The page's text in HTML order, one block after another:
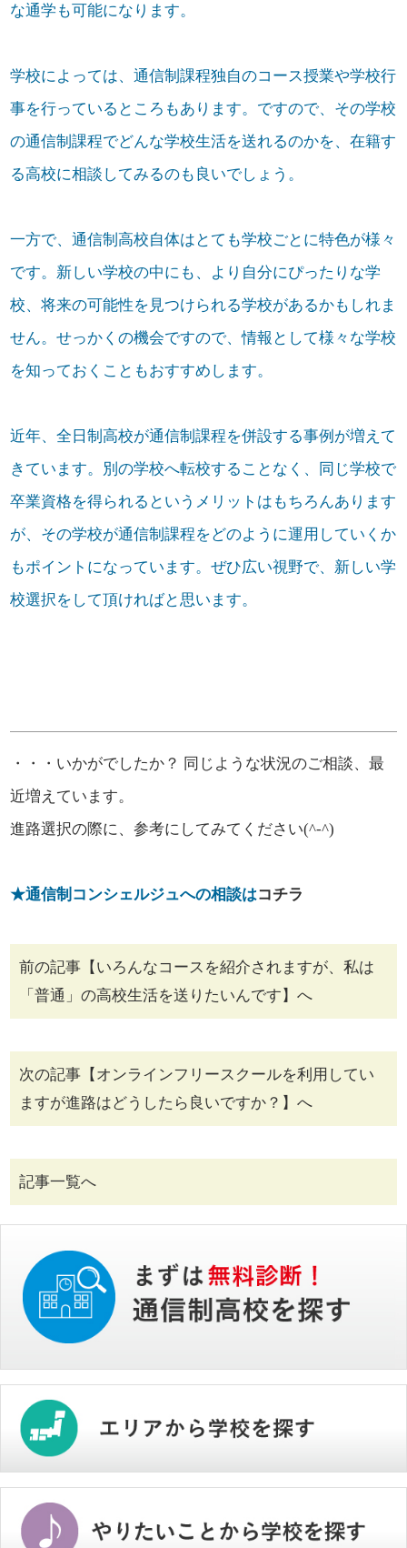
な通学も可能になります。
学校によっては、通信制課程独自のコース授業や学校行
事を行っているところもあります。ですので、その学校
の通信制課程でどんな学校生活を送れるのかを、在籍す
る高校に相談してみるのも良いでしょう。
一方で、通信制高校自体はとても学校ごとに特色が様々
です。新しい学校の中にも、より自分にぴったりな学
校、将来の可能性を見つけられる学校があるかもしれま
せん。せっかくの機会ですので、情報として様々な学校
を知っておくこともおすすめします。
近年、全日制高校が通信制課程を併設する事例が増えて
きています。別の学校へ転校することなく、同じ学校で
卒業資格を得られるというメリットはもちろんあります
が、その学校が通信制課程をどのように運用していくか
もポイントになっています。ぜひ広い視野で、新しい学
校選択をして頂ければと思います。
・・・いかがでしたか？ 同じような状況のご相談、最
近増えています。
進路選択の際に、参考にしてみてください(^-^)
★通信制コンシェルジュへの相談はコチラ
前の記事【いろんなコースを紹介されますが、私は
「普通」の高校生活を送りたいんです】へ
次の記事【オンラインフリースクールを利用してい
ますが進路はどうしたら良いですか？】へ
記事一覧へ